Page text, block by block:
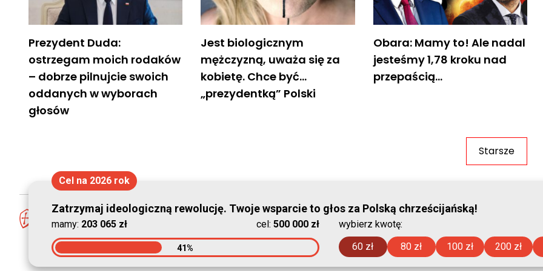
Prezydent Duda:
ostrzegam moich rodaków
– dobrze pilnujcie swoich
oddanych w wyborach
głosów
Jest biologicznym
mężczyzną, uważa się za
kobietę. Chce być…
„prezydentką” Polski
Obara: Mamy to! Ale nadal
jesteśmy 1,78 kroku nad
przepaścią…
Starsze
©
Cel na 2026 rok
Zatrzymaj ideologiczną rewolucję. Twoje wsparcie to głos za Polską chrześcijańską!
mamy: 203 065 zł cel: 500 000 zł
41%
wybierz kwotę:
60 zł
80 zł 100 zł 200 zł